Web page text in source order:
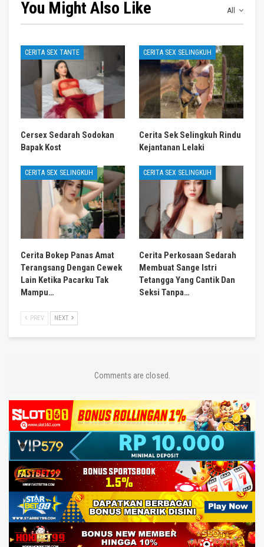
All
You Might Also Like
CERITA SEX TANTE
Cersex Sedarah Sodokan
Bapak Kost
CERITA SEX SELINGKUH
Cerita Sek Selingkuh Rindu
Kejantanan Lelaki
CERITA SEX SELINGKUH
Cerita Bokep Panas Amat
Terangsang Dengan Cewek
Lain Ketika Pacarku Tak
Mampu…
CERITA SEX SELINGKUH
Cerita Perkosaan Sedarah
Membuat Sange Istri
Tetangga Yang Cantik Dan
Seksi Tanpa…
PREV NEXT
Comments are closed.